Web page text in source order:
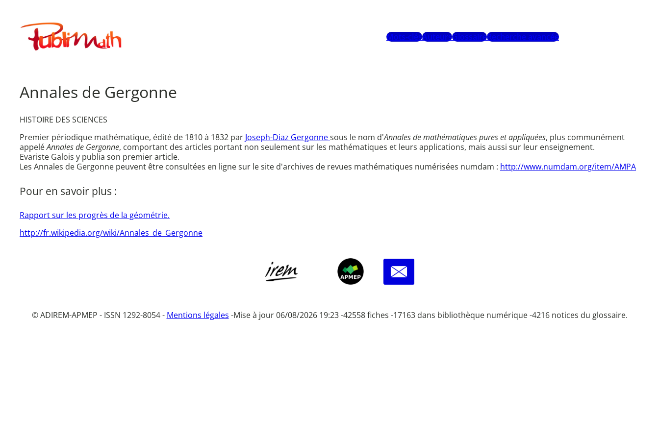
contenuPublimath
Mots-clésAuteursGlossaireRecherche avancée
Annales de Gergonne
HISTOIRE DES SCIENCES
Premier périodique mathématique, édité de 1810 à 1832 par Joseph-Diaz Gergonnesous le nom d'Annales de mathématiques pures et appliquées, plus communément
appeléAnnales de Gergonne, comportant des articles portant non seulement sur les mathématiques et leurs applications, mais aussi sur leur enseignement.
Evariste Galois y publia son premier article.
Les Annales de Gergonne peuvent être consultées en ligne sur le site d'archives de revues mathématiques numérisées numdam : http://www.numdam.org/item/AMPA
Pour en savoir plus :
Rapport sur les progrès de la géométrie.
http://fr.wikipedia.org/wiki/Annales_de_Gergonne
© ADIREM-APMEP - ISSN 1292-8054 - Mentions légales -Mise à jour 06/08/2026 19:23 -42558 fiches -17163 dans bibliothèque numérique -4216 notices du glossaire.